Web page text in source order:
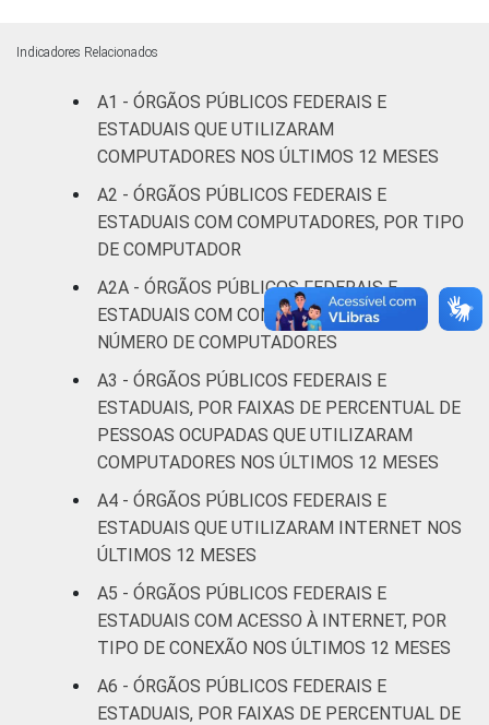
Sociedade da Informação (Cetic.br),
informação e comunicação no setor público
brasileiro - TIC Governo Eletrônico 2017
Indicadores Relacionados
A1 - ÓRGÃOS PÚBLICOS FEDERAIS E
ESTADUAIS QUE UTILIZARAM
COMPUTADORES NOS ÚLTIMOS 12 MESES
A2 - ÓRGÃOS PÚBLICOS FEDERAIS E
ESTADUAIS COM COMPUTADORES, POR TIPO
DE COMPUTADOR
A2A - ÓRGÃOS PÚBLICOS FEDERAIS E
ESTADUAIS COM COMPUTADOR, POR
NÚMERO DE COMPUTADORES
A3 - ÓRGÃOS PÚBLICOS FEDERAIS E
ESTADUAIS, POR FAIXAS DE PERCENTUAL DE
PESSOAS OCUPADAS QUE UTILIZARAM
COMPUTADORES NOS ÚLTIMOS 12 MESES
A4 - ÓRGÃOS PÚBLICOS FEDERAIS E
ESTADUAIS QUE UTILIZARAM INTERNET NOS
ÚLTIMOS 12 MESES
A5 - ÓRGÃOS PÚBLICOS FEDERAIS E
ESTADUAIS COM ACESSO À INTERNET, POR
TIPO DE CONEXÃO NOS ÚLTIMOS 12 MESES
A6 - ÓRGÃOS PÚBLICOS FEDERAIS E
ESTADUAIS, POR FAIXAS DE PERCENTUAL DE